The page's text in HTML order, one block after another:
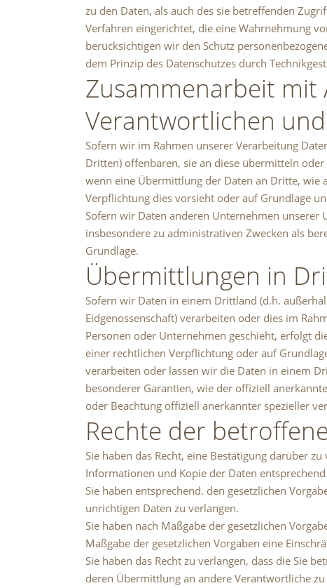
zu den Daten, als auch des sie betreffenden
Verfahren eingerichtet, die eine Wahrnehmung
berücksichtigen wir den Schutz
dem Prinzip des Datenschutzes durch
Zusammenarbeit mit
Verantwortlichen
Sofern wir im Rahmen unserer Verarbeitung
Dritten) offenbaren, sie an diese übermitteln
wenn eine Übermittlung der Daten an Dritte, wie
Verpflichtung dies vorsieht oder auf Grundlage
Sofern wir Daten anderen Unternehmen
insbesondere zu administrativen Zwecken als
Grundlage.
Übermittlungen in
Sofern wir Daten in einem Drittland (d.h.
Eidgenossenschaft) verarbeiten oder dies im
Personen oder Unternehmen geschieht, erfolgt
einer rechtlichen Verpflichtung oder auf
verarbeiten oder lassen wir die Daten in einem
besonderer Garantien, wie der offiziell
oder Beachtung offiziell anerkannter spezieller
Rechte der
Sie haben das Recht, eine Bestätigung darüber
Informationen und Kopie der Daten
Sie haben entsprechend. den gesetzlichen
unrichtigen Daten zu verlangen.
Sie haben nach Maßgabe der gesetzlichen
Maßgabe der gesetzlichen Vorgaben eine
Sie haben das Recht zu verlangen, dass die Sie
deren Übermittlung an andere Verantwortliche